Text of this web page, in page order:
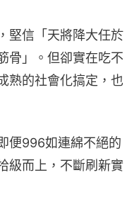
堅信「天將降大任於
骨」。但卻實在吃不
熟的社會化搞定，也
便996如連綿不絕的
級而上，不斷刷新實